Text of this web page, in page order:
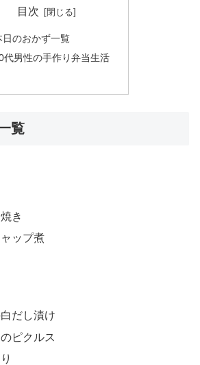
目次
日のおかず一覧
代男性の手作り弁当生活
覧
き
ップ煮
だし漬け
ピクルス